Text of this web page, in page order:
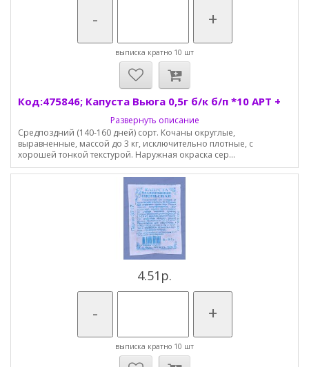
- +
выписка кратно 10 шт
Код:475846; Капуста Вьюга 0,5г б/к б/п *10 АРТ +
Развернуть описание
Средпоздний (140-160 дней) сорт. Кочаны округлые,
выравненные, массой до 3 кг, исключительно плотные, с
хорошей тонкой текстурой. Наружная окраска сер...
4.51р.
- +
выписка кратно 10 шт